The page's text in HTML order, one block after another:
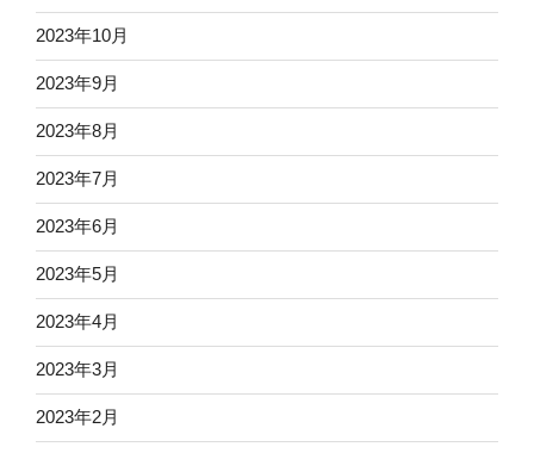
2023年10月
2023年9月
2023年8月
2023年7月
2023年6月
2023年5月
2023年4月
2023年3月
2023年2月